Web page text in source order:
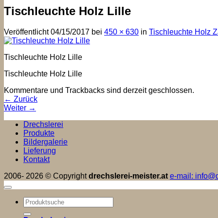
Tischleuchte Holz Lille
Veröffentlicht04/15/2017 bei 450 × 630 in Tischleuchte Holz
Tischleuchte Holz Lille
Tischleuchte Holz Lille
Kommentare und Trackbacks sind derzeit geschlossen.
← Zurück
Weiter →
Drechslerei
Produkte
Bildergalerie
Lieferung
Kontakt
2006- 2026 © Copyrightdrechslerei-meister.at e-mail:
Suchen
nach: